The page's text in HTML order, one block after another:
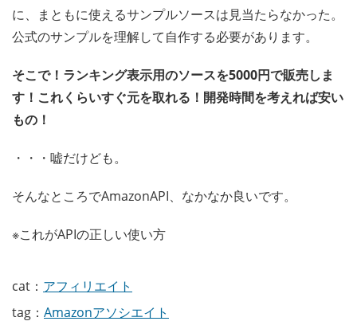
に、まともに使えるサンプルソースは見当たらなかった。
公式のサンプルを理解して自作する必要があります。
そこで！ランキング表示用のソースを5000円で販売しま
す！これくらいすぐ元を取れる！開発時間を考えれば安い
もの！
・・・嘘だけども。
そんなところでAmazonAPI、なかなか良いです。
※これがAPIの正しい使い方
cat： アフィリエイト
tag： Amazonアソシエイト